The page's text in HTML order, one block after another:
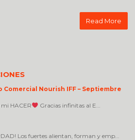
Read More
Comercial Nourish IFF – Septiembre
HACER
Gracias infinitas al E...
Los fuertes alientan, forman y emp...